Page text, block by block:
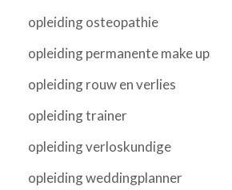
opleiding osteopathie
opleiding permanente make up
opleiding rouw en verlies
opleiding trainer
opleiding verloskundige
opleiding weddingplanner